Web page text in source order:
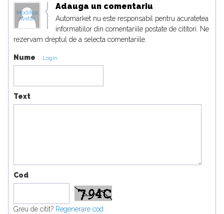
Modifica
avatar
Adauga un comentariu
Automarket nu este responsabil pentru acuratetea
informatiilor din comentariile postate de cititori. Ne
rezervam dreptul de a selecta comentariile.
Nume Login
Text
Cod
Greu de citit? Regenerare cod